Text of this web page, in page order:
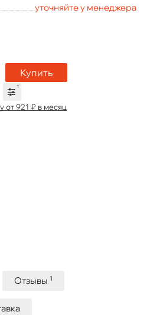
уточняйте у менеджера
Купить
от 921 ₽ в месяц
Отзывы 1